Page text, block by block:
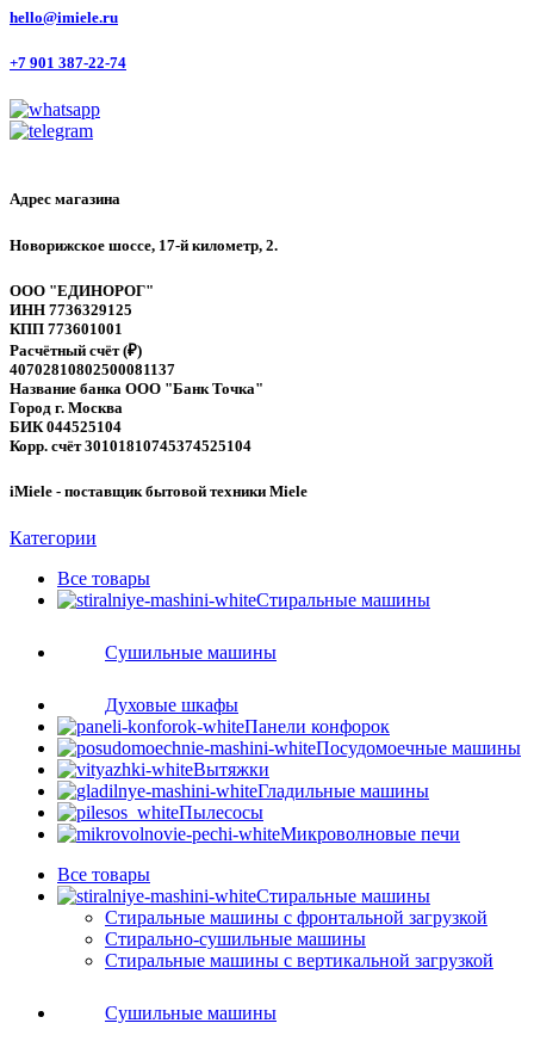
hello@imiele.ru
+7 901 387-22-74
Адрес магазина
Новорижское шоссе, 17-й километр, 2.
ООО "ЕДИНОРОГ"
ИНН 7736329125
КПП 773601001
Расчётный счёт (₽)
40702810802500081137
Название банка ООО "Банк Точка"
Город г. Москва
БИК 044525104
Корр. счёт 30101810745374525104
iMiele - поставщик бытовой техники Miele
Категории
Все товары
Стиральные машины
Сушильные машины
Духовые шкафы
Панели конфорок
Посудомоечные машины
Вытяжки
Гладильные машины
Пылесосы
Микроволновые печи
Все товары
Стиральные машины
Стиральные машины с фронтальной загрузкой
Стирально-сушильные машины
Стиральные машины с вертикальной загрузкой
Сушильные машины